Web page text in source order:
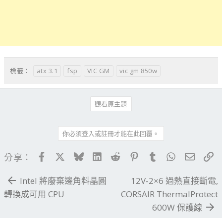
標籤： atx 3.1 fsp VIC GM vic gm 850w
觀看原主題
你必須登入或註冊才能在此回覆。
分享： FacebookBlueskyLinkedIn
Reddit PinterestTumblrWhatsApp
電子
Intel 將廢棄邊角料晶圓
轉換成可用 CPU
12V-2×6 過熱直接斷電,
CORSAIR ThermalProtect
600W 保護線